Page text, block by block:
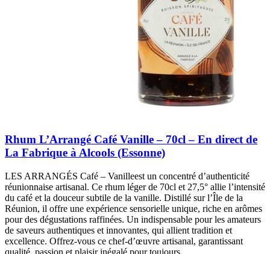
Rhum L’Arrangé Café Vanille – 70cl – En direct de
La Fabrique à Alcools (Essonne)
LES ARRANGÉS Café – Vanilleest un concentré d’authenticité
réunionnaise artisanal. Ce rhum léger de 70cl et 27,5° allie l’intensité
du café et la douceur subtile de la vanille. Distillé sur l’Île de la
Réunion, il offre une expérience sensorielle unique, riche en arômes
pour des dégustations raffinées. Un indispensable pour les amateurs
de saveurs authentiques et innovantes, qui allient tradition et
excellence. Offrez-vous ce chef-d’œuvre artisanal, garantissant
qualité, passion et plaisir inégalé pour toujours.